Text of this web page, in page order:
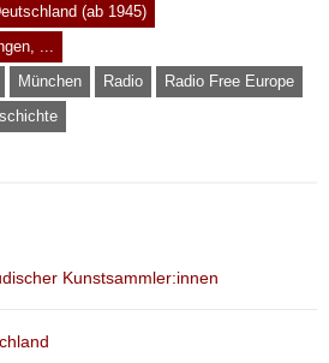
(ab 1945)
...
München Radio
Radio Free Europe
Kunstsammler:innen